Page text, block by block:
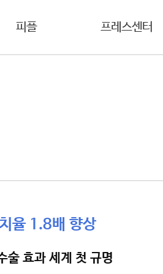
피플 프레스센터
율 1.8배 향상
술 효과 세계 첫 규명